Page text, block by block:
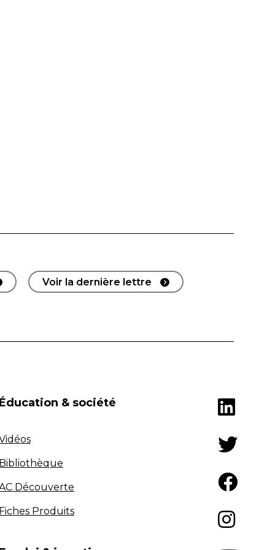
Voir la dernière lettre
Éducation & société
Bibliothèque
Découverte
Fiches Produits